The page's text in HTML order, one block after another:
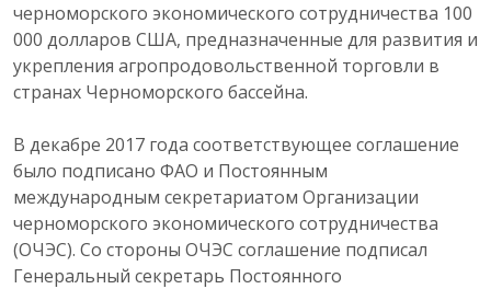
черноморского экономического сотрудничества 100
000 долларов США, предназначенные для развития и
укрепления агропродовольственной торговли в
странах Черноморского бассейна.
В декабре 2017 года соответствующее соглашение
было подписано ФАО и Постоянным
международным секретариатом Организации
черноморского экономического сотрудничества
(ОЧЭС). Со стороны ОЧЭС соглашение подписал
Генеральный секретарь Постоянного